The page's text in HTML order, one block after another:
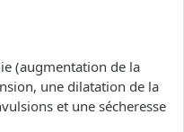
(augmentation de la
une dilatation de la
et une sécheresse